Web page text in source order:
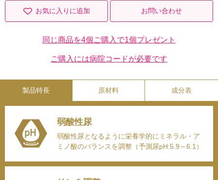
お気に入りに追加 お問い合わせ
同じ商品を4個ご購入で1個プレゼント
ご購入には病院コードが必要です
弱酸性尿
弱酸性尿となるように栄養学的にミネラル・ア
ミノ酸のバランスを調整（予測尿pH:5.9～6.1）